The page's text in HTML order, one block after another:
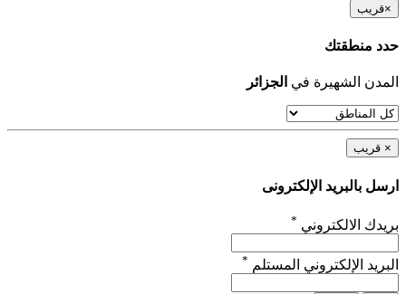
×قريب
حدد منطقتك
المدن الشهيرة في الجزائر
× قريب
ارسل بالبريد الإلكترونى
بريدك الالكتروني *
البريد الإلكتروني المستلم *